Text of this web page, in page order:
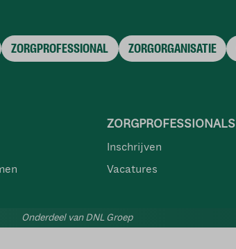
ZORGPROFESSIONAL ZORGORGANISATIE
ZORGPROFESSIONALS
Inschrijven
Vacatures
Onderdeel van DNL Groep